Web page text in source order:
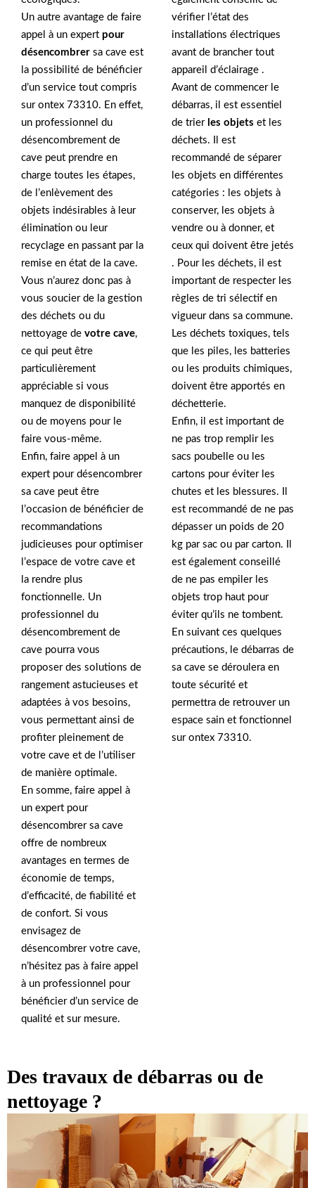
Un autre avantage de faire
appel à un expert pour
désencombrer sa cave est
la possibilité de bénéficier
d’un service tout compris
sur ontex 73310. En effet,
un professionnel du
désencombrement de
cave peut prendre en
charge toutes les étapes,
de l’enlèvement des
objets indésirables à leur
élimination ou leur
recyclage en passant par la
remise en état de la cave.
Vous n’aurez donc pas à
vous soucier de la gestion
des déchets ou du
nettoyage de votre cave,
ce qui peut être
particulièrement
appréciable si vous
manquez de disponibilité
ou de moyens pour le
faire vous-même.
Enfin, faire appel à un
expert pour désencombrer
sa cave peut être
l’occasion de bénéficier de
recommandations
judicieuses pour optimiser
l’espace de votre cave et
la rendre plus
fonctionnelle. Un
professionnel du
désencombrement de
cave pourra vous
proposer des solutions de
rangement astucieuses et
adaptées à vos besoins,
vous permettant ainsi de
profiter pleinement de
votre cave et de l’utiliser
de manière optimale.
En somme, faire appel à
un expert pour
désencombrer sa cave
offre de nombreux
avantages en termes de
économie de temps,
d’efficacité, de fiabilité et
de confort. Si vous
envisagez de
désencombrer votre cave,
n’hésitez pas à faire appel
à un professionnel pour
bénéficier d’un service de
qualité et sur mesure.
vérifier l’état des
installations électriques
avant de brancher tout
appareil d’éclairage .
Avant de commencer le
débarras, il est essentiel
de trier les objets et les
déchets. Il est
recommandé de séparer
les objets en différentes
catégories : les objets à
conserver, les objets à
vendre ou à donner, et
ceux qui doivent être jetés
. Pour les déchets, il est
important de respecter les
règles de tri sélectif en
vigueur dans sa commune.
Les déchets toxiques, tels
que les piles, les batteries
ou les produits chimiques,
doivent être apportés en
déchetterie.
Enfin, il est important de
ne pas trop remplir les
sacs poubelle ou les
cartons pour éviter les
chutes et les blessures. Il
est recommandé de ne pas
dépasser un poids de 20
kg par sac ou par carton. Il
est également conseillé
de ne pas empiler les
objets trop haut pour
éviter qu’ils ne tombent.
En suivant ces quelques
précautions, le débarras de
sa cave se déroulera en
toute sécurité et
permettra de retrouver un
espace sain et fonctionnel
sur ontex 73310.
Des travaux de débarras ou de
nettoyage ?